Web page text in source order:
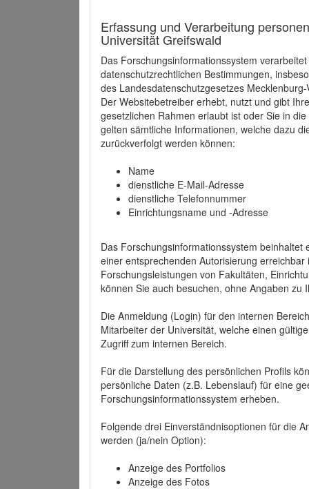
Erfassung und Verarbeitung
Universität Greifswald
Das Forschungsinformationssystem
datenschutzrechtlichen Bestimmungen,
des Landesdatenschutzgesetzes
Der Websitebetreiber erhebt, nutzt und gibt
gesetzlichen Rahmen erlaubt ist oder Sie in
gelten sämtliche Informationen, welche dazu
zurückverfolgt werden können:
Name
dienstliche E-Mail-Adresse
dienstliche Telefonnummer
Einrichtungsname und -Adresse
Das Forschungsinformationssystem beinhaltet
einer entsprechenden Autorisierung
Forschungsleistungen von Fakultäten,
können Sie auch besuchen, ohne Angaben zu
Die Anmeldung (Login) für den internen
Mitarbeiter der Universität, welche einen
Zugriff zum internen Bereich.
Für die Darstellung des persönlichen Profils
persönliche Daten (z.B. Lebenslauf) für eine
Forschungsinformationssystem erheben.
Folgende drei Einverständnisoptionen für die
werden (ja/nein Option):
Anzeige des Portfolios
Anzeige des Fotos